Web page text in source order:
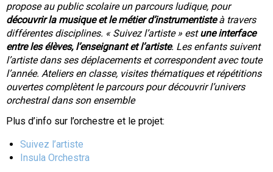
propose au public scolaire un parcours ludique, pour
découvrir la musique et le métier d’instrumentisteà travers
différentes disciplines. « Suivez l’artiste » estune interface
entre les élèves, l’enseignant et l’artiste. Les enfants suivent
l’artiste dans ses déplacements et correspondent avec toute
l’année. Ateliers en classe, visites thématiques et répétitions
ouvertes complètent le parcours pour découvrir l’univers
orchestral dans son ensemble
Plus d’info sur l’orchestre et le projet:
Suivez l’artiste
Insula Orchestra